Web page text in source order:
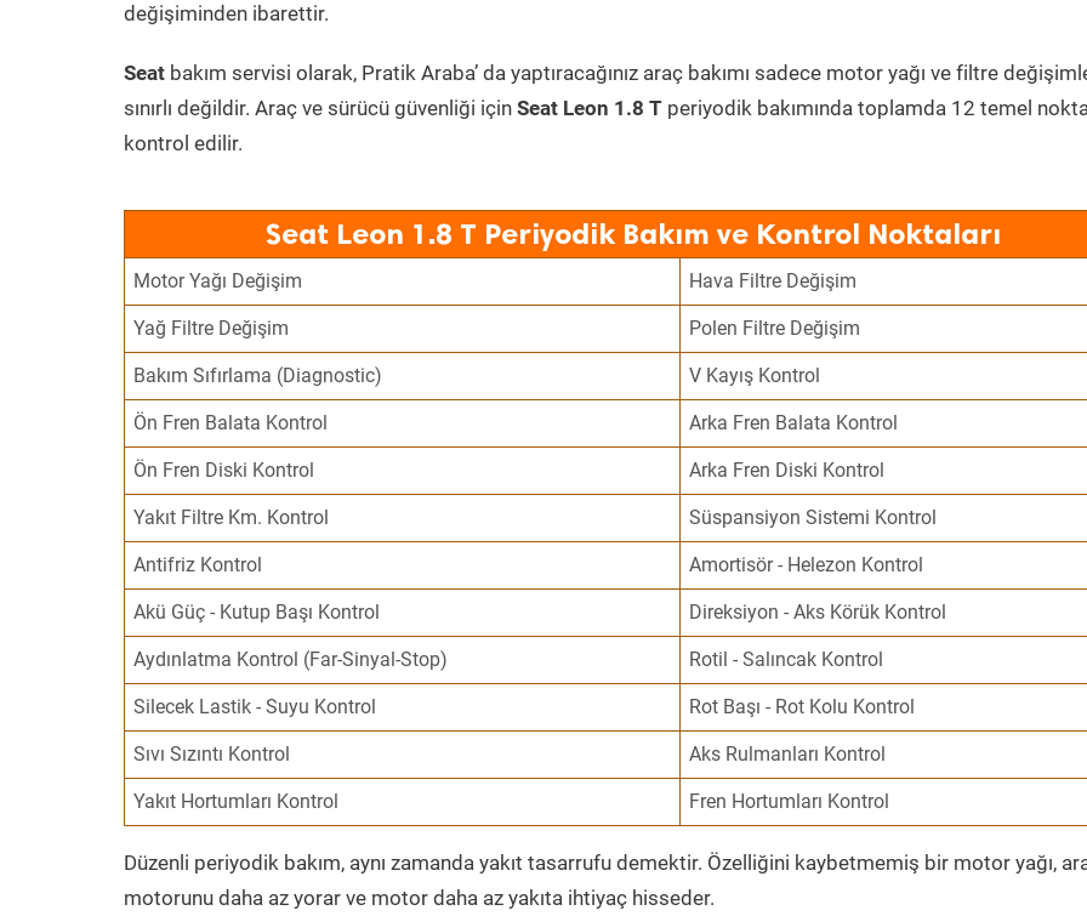
değişiminden ibarettir.
Seat bakım servisi olarak, Pratik Araba’ da yaptıracağınız araç bakımı sadece motor yağı ve filtre
sınırlı değildir. Araç ve sürücü güvenliği için Seat Leon 1.8 T periyodik bakımında toplamda 12 temel
kontrol edilir.
Seat Leon 1.8 T Periyodik Bakım ve Kontrol Noktaları
Motor Yağı Değişim Hava Filtre Değişim
Yağ Filtre Değişim Polen Filtre Değişim
Bakım Sıfırlama (Diagnostic) V Kayış Kontrol
Ön Fren Balata Kontrol Arka Fren Balata Kontrol
Ön Fren Diski Kontrol Arka Fren Diski Kontrol
Yakıt Filtre Km. Kontrol Süspansiyon Sistemi Kontrol
Antifriz Kontrol Amortisör - Helezon Kontrol
Akü Güç - Kutup Başı Kontrol Direksiyon - Aks Körük Kontrol
Aydınlatma Kontrol (Far-Sinyal-Stop) Rotil - Salıncak Kontrol
Silecek Lastik - Suyu Kontrol Rot Başı - Rot Kolu Kontrol
Sıvı Sızıntı Kontrol Aks Rulmanları Kontrol
Yakıt Hortumları Kontrol Fren Hortumları Kontrol
Düzenli periyodik bakım, aynı zamanda yakıt tasarrufu demektir. Özelliğini kaybetmemiş bir motor yağı,
motorunu daha az yorar ve motor daha az yakıta ihtiyaç hisseder.